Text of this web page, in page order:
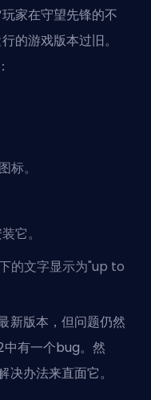
家在守望先锋的不
的游戏版本过旧。
标。
它。
的文字显示为"up to
新版本，但问题仍然
中有一个bug。然
办法来直面它。